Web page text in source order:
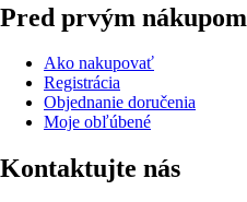
Pred prvým nákupom
Ako nakupovať
Registrácia
Objednanie doručenia
Moje obľúbené
Kontaktujte nás